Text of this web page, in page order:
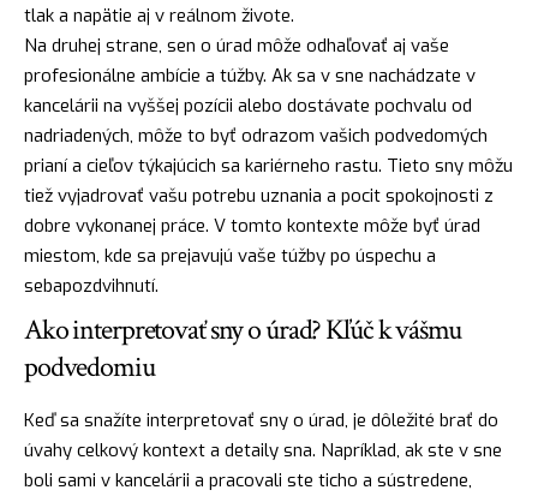
tlak a napätie aj v reálnom živote.
Na druhej strane, sen o úrad môže odhaľovať aj vaše
profesionálne ambície a túžby. Ak sa v sne nachádzate v
kancelárii na vyššej pozícii alebo dostávate pochvalu od
nadriadených, môže to byť odrazom vašich podvedomých
prianí a cieľov týkajúcich sa kariérneho rastu. Tieto sny môžu
tiež vyjadrovať vašu potrebu uznania a pocit spokojnosti z
dobre vykonanej práce. V tomto kontexte môže byť úrad
miestom, kde sa prejavujú vaše túžby po úspechu a
sebapozdvihnutí.
Ako interpretovať sny o úrad? Kľúč k vášmu
podvedomiu
Keď sa snažíte interpretovať sny o úrad, je dôležité brať do
úvahy celkový kontext a detaily sna. Napríklad, ak ste v sne
boli sami v kancelárii a pracovali ste ticho a sústredene,